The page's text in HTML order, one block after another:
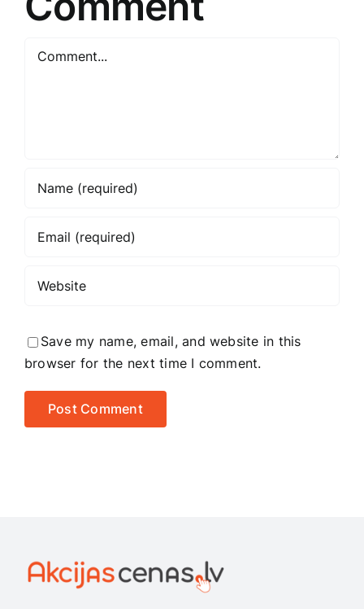
subject
the
Comment
Save my name, email, and website in this
browser for the next time I comment.